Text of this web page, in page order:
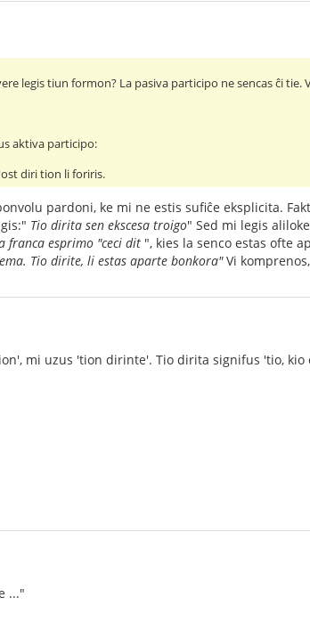
legis tiun formon? La pasiva participo ne sencas ĉi tie.
aktiva participo:
diri tion li foriris.
pardoni, ke mi ne estis sufiĉe eksplicita.
Tio dirita sen ekscesa troigo" Sed mi legis
franca esprimo "ceci dit ", kies la senco estas ofte
Tio dirite, li estas aparte bonkora"Vi
mi uzus 'tion dirinte'. Tio dirita signifus 'tio, kio
..."